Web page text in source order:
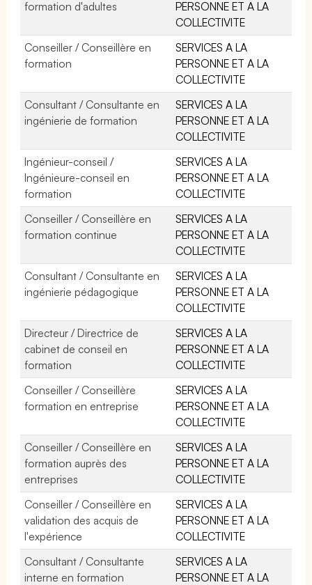
formation d'adultes
PERSONNE ET A LA
COLLECTIVITE
Conseiller / Conseillère en
formation
SERVICES A LA
PERSONNE ET A LA
COLLECTIVITE
Consultant / Consultante en
ingénierie de formation
SERVICES A LA
PERSONNE ET A LA
COLLECTIVITE
Ingénieur-conseil /
Ingénieure-conseil en
formation
SERVICES A LA
PERSONNE ET A LA
COLLECTIVITE
Conseiller / Conseillère en
formation continue
SERVICES A LA
PERSONNE ET A LA
COLLECTIVITE
Consultant / Consultante en
ingénierie pédagogique
SERVICES A LA
PERSONNE ET A LA
COLLECTIVITE
Directeur / Directrice de
cabinet de conseil en
formation
SERVICES A LA
PERSONNE ET A LA
COLLECTIVITE
Conseiller / Conseillère
formation en entreprise
SERVICES A LA
PERSONNE ET A LA
COLLECTIVITE
Conseiller / Conseillère en
formation auprès des
entreprises
SERVICES A LA
PERSONNE ET A LA
COLLECTIVITE
Conseiller / Conseillère en
validation des acquis de
l'expérience
SERVICES A LA
PERSONNE ET A LA
COLLECTIVITE
Consultant / Consultante
interne en formation
SERVICES A LA
PERSONNE ET A LA